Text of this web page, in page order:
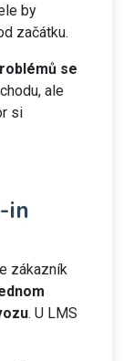
by
začátku.
se
ale
si
in
zákazník
. U LMS